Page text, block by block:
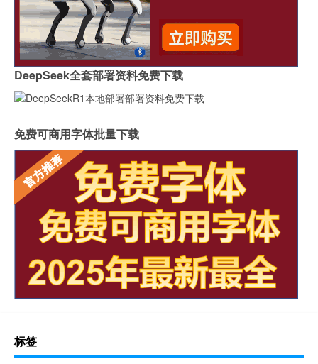
DeepSeek全套部署资料免费下载
免费可商用字体批量下载
标签